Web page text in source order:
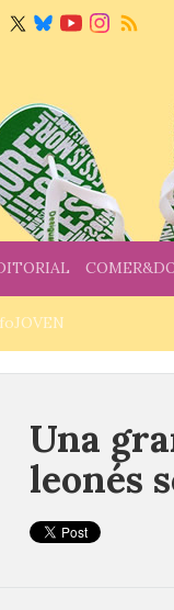
Una
leonés